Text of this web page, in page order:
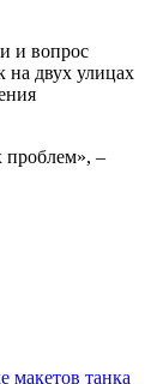
и вопрос
на двух улицах
проблем», –
макетов танка